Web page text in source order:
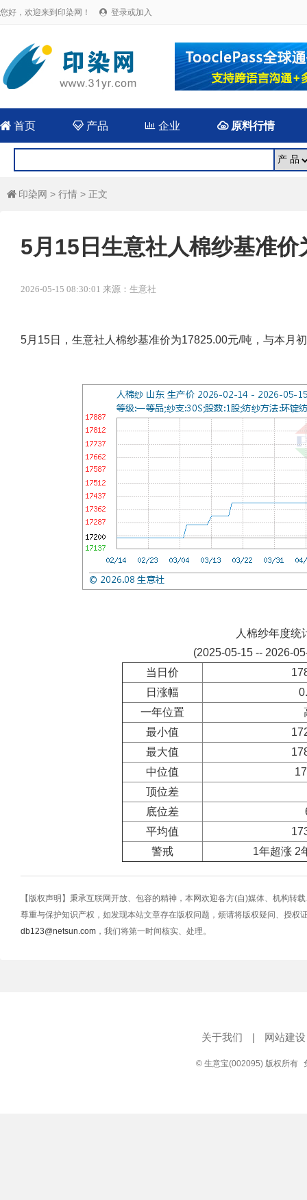
您好，欢迎来到印染网！  登录或加入
 首页 产品  企业 原料行情
 印染网 > 行情 > 正文
5月15日生意社人棉纱基准
2026-05-15 08:30:01 来源：生意社
5月15日，生意社人棉纱基准价为17825.00元/吨，与本月
人棉纱年度统
(2025-05-15 -- 2026-
当日价
日涨幅
一年位置
最小值
最大值
中位值
顶位差
底位差
平均值
警戒
1年超涨 2
【版权声明】秉承互联网开放、包容的精神，本网欢迎各方(自)媒体、机构转
尊重与保护知识产权，如发现本站文章存在版权问题，烦请将版权疑问、授权
db123@netsun.com ，我们将第一时间核实、处理。
关于我们 | 网站建设
© 生意宝(002095) 版权所有